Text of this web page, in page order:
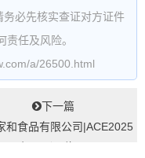
必先核实查证对方证件
任及风险。
a/26500.html
下一篇
和食品有限公司|ACE2025